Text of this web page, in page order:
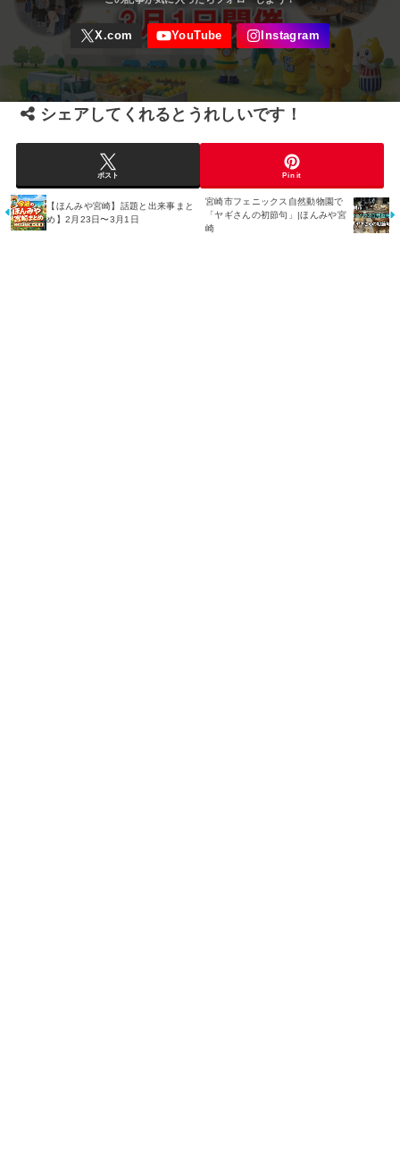
シェアしてくれるとうれしいです！
ポスト Pin it
【ほんみや宮崎】話題と出来事まと
め】2月23日〜3月1日
宮崎市フェニックス自然動物園で
「ヤギさんの初節句」|ほんみや宮
崎